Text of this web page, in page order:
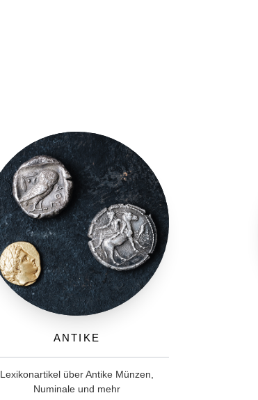
Antike
Lexikonartikel über Antike Münzen,
Numinale und mehr